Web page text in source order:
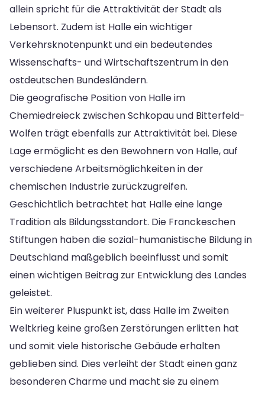
allein spricht für die Attraktivität der Stadt als
Lebensort. Zudem ist Halle ein wichtiger
Verkehrsknotenpunkt und ein bedeutendes
Wissenschafts- und Wirtschaftszentrum in den
ostdeutschen Bundesländern.
Die geografische Position von Halle im
Chemiedreieck zwischen Schkopau und Bitterfeld-
Wolfen trägt ebenfalls zur Attraktivität bei. Diese
Lage ermöglicht es den Bewohnern von Halle, auf
verschiedene Arbeitsmöglichkeiten in der
chemischen Industrie zurückzugreifen.
Geschichtlich betrachtet hat Halle eine lange
Tradition als Bildungsstandort. Die Franckeschen
Stiftungen haben die sozial-humanistische Bildung in
Deutschland maßgeblich beeinflusst und somit
einen wichtigen Beitrag zur Entwicklung des Landes
geleistet.
Ein weiterer Pluspunkt ist, dass Halle im Zweiten
Weltkrieg keine großen Zerstörungen erlitten hat
und somit viele historische Gebäude erhalten
geblieben sind. Dies verleiht der Stadt einen ganz
besonderen Charme und macht sie zu einem